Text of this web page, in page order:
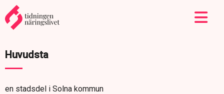
Huvudsta
en stadsdel i Solna kommun